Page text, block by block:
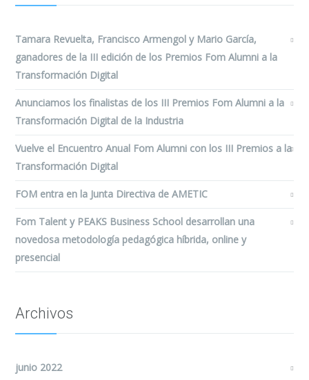
Tamara Revuelta, Francisco Armengol y Mario García,
ganadores de la III edición de los Premios Fom Alumni a la
Transformación Digital
Anunciamos los finalistas de los III Premios Fom Alumni a la
Transformación Digital de la Industria
Vuelve el Encuentro Anual Fom Alumni con los III Premios a la
Transformación Digital
FOM entra en la Junta Directiva de AMETIC
Fom Talent y PEAKS Business School desarrollan una
novedosa metodología pedagógica híbrida, online y
presencial
Archivos
junio 2022